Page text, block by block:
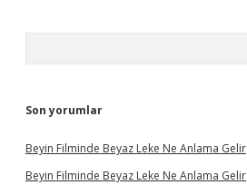
Son yorumlar
Beyin Filminde Beyaz Leke Ne Anlama Gelir
Beyin Filminde Beyaz Leke Ne Anlama Gelir